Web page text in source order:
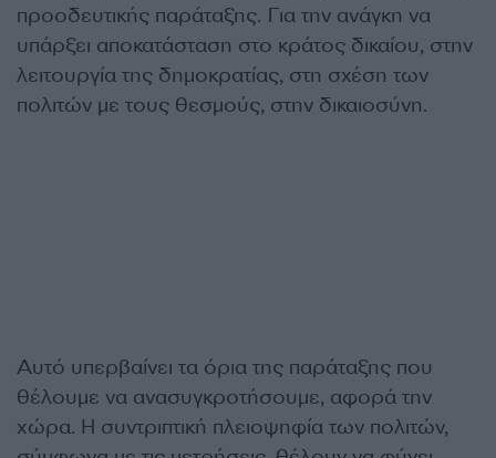
προοδευτικής παράταξης. Για την ανάγκη να
υπάρξει αποκατάσταση στο κράτος δικαίου, στην
λειτουργία της δημοκρατίας, στη σχέση των
πολιτών με τους θεσμούς, στην δικαιοσύνη.
Αυτό υπερβαίνει τα όρια της παράταξης που
θέλουμε να ανασυγκροτήσουμε, αφορά την
χώρα. Η συντριπτική πλειοψηφία των πολιτών,